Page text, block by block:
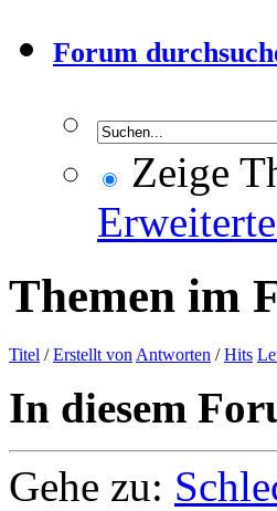
Forum
Zeige
Themen im
Titel /Erstellt von Antworten /Hits
In diesem
Gehe zu: